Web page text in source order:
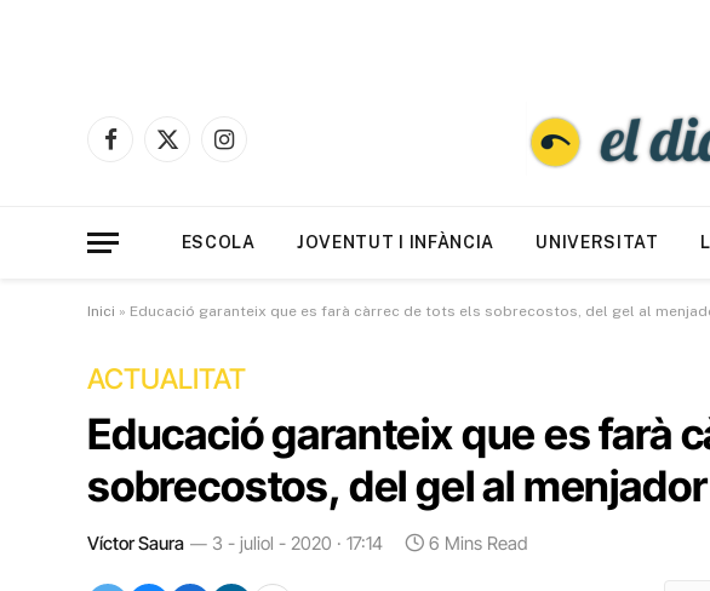
Facebook
X
Instagram
ESCOLA JOVENTUT I INFÀNCIA UNIVERSITAT
Inici » Educació garanteix que es farà càrrec de tots els sobrecostos, del gel al
ACTUALITAT
Educació garanteix que es farà
sobrecostos, del gel al menjador
Víctor Saura 3 - juliol - 2020 · 17:14 6 Mins Read